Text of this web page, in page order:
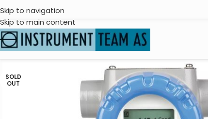
Skip to navigation
Skip to main content
SOLD
OUT